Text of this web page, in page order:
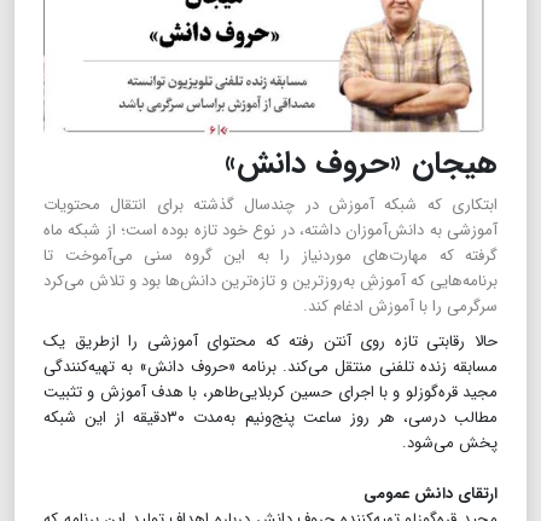
هیجان «حروف دانش»
ابتکاری که شبکه آموزش در چند‌سال گذشته برای انتقال محتویات
آموزشی به دانش‌آموزان داشته، در نوع خود تازه بوده است؛ از شبکه ماه
گرفته که مهارت‌های موردنیاز را به این گروه سنی می‌آموخت تا
برنامه‌هایی که آموزشِ به‌روزترین و تازه‌ترین دانش‌ها بود و تلاش می‌کرد
سرگرمی را با آموزش ادغام کند.
حالا رقابتی تازه روی آنتن رفته که محتوای آموزشی را از‌طریق یک
مسابقه زنده تلفنی منتقل می‌کند. برنامه «حروف دانش» به تهیه‌کنندگی
مجید قره‌گوزلو و با اجرای حسین کربلایی‌طاهر، با هدف آموزش و تثبیت
مطالب درسی، هر روز ساعت پنج‌و‌نیم به‌مدت ۳۰دقیقه از این شبکه
پخش می‌شود.
ارتقای دانش عمومی